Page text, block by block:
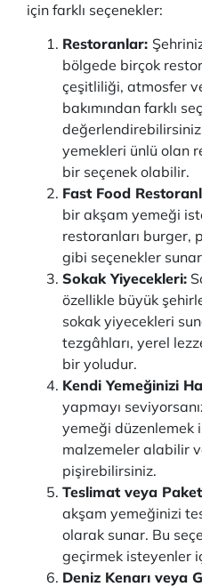
için farklı seçenekler:
Restoranlar:
bölgede birçok
çeşitliliği, atmosfer
bakımından farklı
yemekleri ünlü olan
bir seçenek olabilir.
Fast Food
bir akşam yemeği
restoranları burger,
gibi seçenekler
Sokak Yiyecekleri:
özellikle büyük
sokak yiyecekleri
tezgâhları, yerel
bir yoludur.
Kendi Yemeğinizi
yapmayı
yemeği düzenlemek
malzemeler alabilir
pişirebilirsiniz.
Teslimat veya
akşam yemeğinizi
olarak sunar. Bu
geçirmek isteyenler
Deniz Kenarı veya